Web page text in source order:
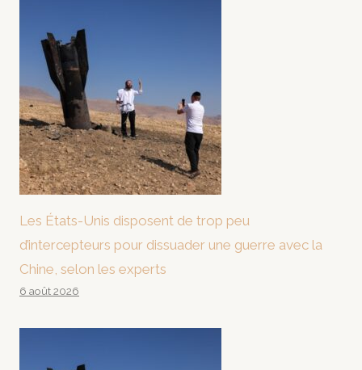
Les États-Unis disposent de trop peu
d’intercepteurs pour dissuader une guerre avec la
Chine, selon les experts
6 août 2026